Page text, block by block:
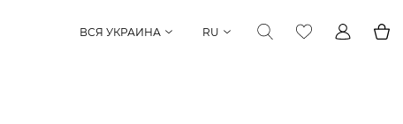
ВСЯ УКРАИНА RU